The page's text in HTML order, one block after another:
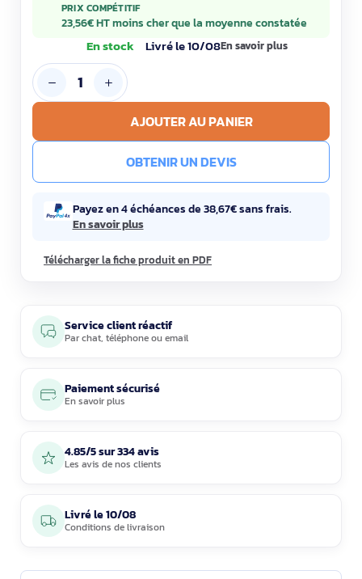
PRIX COMPÉTITIF
23,56€ HT moins cher que la moyenne constatée
En stock Livré le 10/08En savoir plus
AJOUTER AU PANIER
OBTENIR UN DEVIS
Payez en 4 échéances de 38,67€ sans frais.
En savoir plus
Télécharger la fiche produit en PDF
Service client réactif
Parchat, téléphoneouemail
Paiement sécurisé
En savoir plus
4.85/5 sur 334 avis
Les avis de nos clients
Livré le10/08
Conditions de livraison